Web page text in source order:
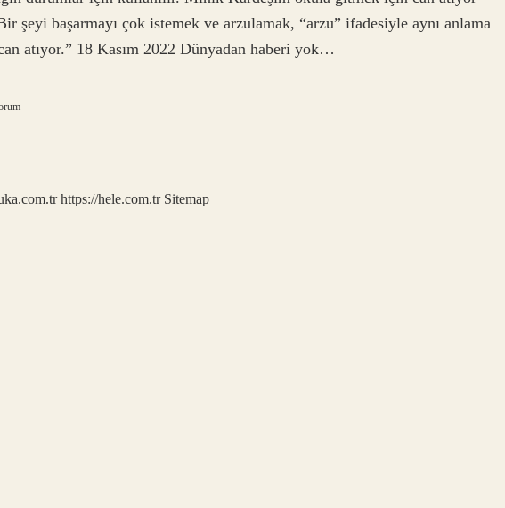
şeyi başarmayı çok istemek ve arzulamak, “arzu” ifadesiyle aynı anlama
atıyor.” 18 Kasım 2022 Dünyadan haberi yok…
https://hele.com.tr Sitemap